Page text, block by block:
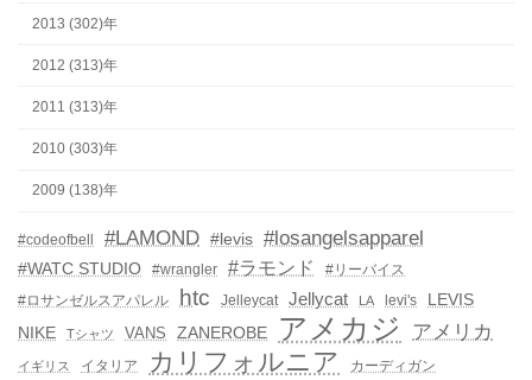
2013 (302)年
2012 (313)年
2011 (313)年
2010 (303)年
2009 (138)年
#codeofbell #LAMOND #levis #losangelsapparel
#WATC STUDIO #wrangler #ラモンド
#リーバイス
#ロサンゼルスアパレル
htc Jelleycat Jellycat LA levi's
LEVIS
NIKE
Tシャツ VANS ZANEROBE アメカジ アメリカ
イギリス イタリア カリフォルニア カーディガン